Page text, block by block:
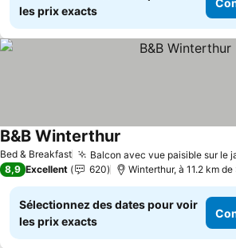
les prix exacts
Bed & Breakfast Balcon avec vue paisible sur le
B&B Winterthur
8,9 Excellent 620 Winterthur, à 11.2 km de
Sélectionnez des dates pour voir
les prix exacts